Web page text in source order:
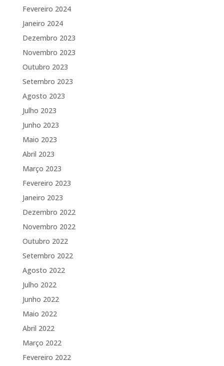
Fevereiro 2024
Janeiro 2024
Dezembro 2023
Novembro 2023
Outubro 2023
Setembro 2023
Agosto 2023
Julho 2023
Junho 2023
Maio 2023
Abril 2023
Março 2023
Fevereiro 2023
Janeiro 2023
Dezembro 2022
Novembro 2022
Outubro 2022
Setembro 2022
Agosto 2022
Julho 2022
Junho 2022
Maio 2022
Abril 2022
Março 2022
Fevereiro 2022